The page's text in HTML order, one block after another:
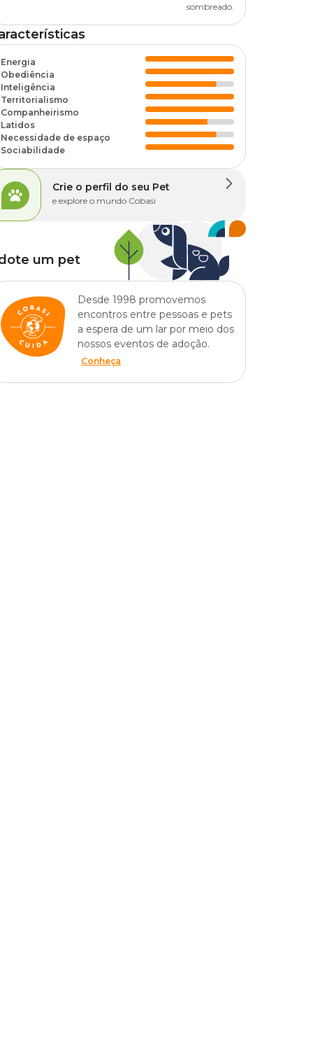
sombreado.
Energia
Obediência
Inteligência
Territorialismo
Companheirismo
Latidos
Necessidade de espaço
Sociabilidade
Crie o perfil do seu Pet
e explore o mundo Cobasi
um pet
Desde 1998 promovemos
encontros entre pessoas e pets
a espera de um lar por meio dos
nossos eventos de adoção.
Conheça